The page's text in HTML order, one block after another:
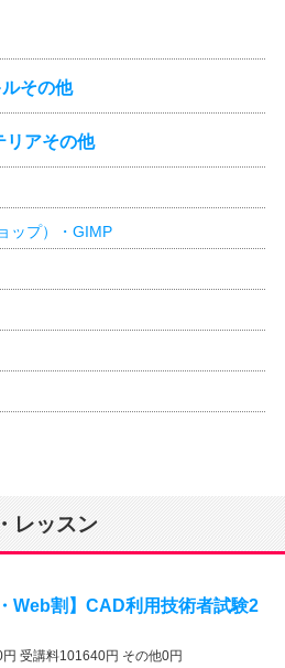
その他
リアその他
ップ）・GIMP
レッスン
Web割】CAD利用技術者試験2
受講料101640円 その他0円